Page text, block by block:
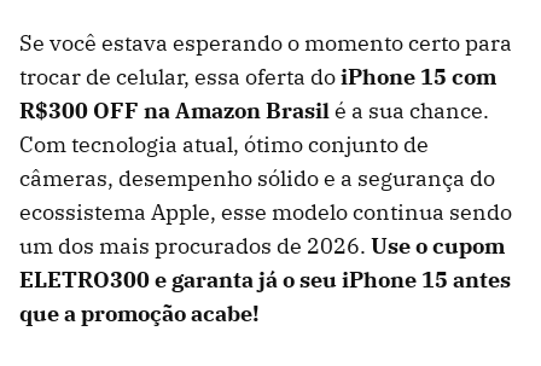
Se você estava esperando o momento certo para
trocar de celular, essa oferta doiPhone 15 com
R$300 OFF na Amazon Brasilé a sua chance.
Com tecnologia atual, ótimo conjunto de
câmeras, desempenho sólido e a segurança do
ecossistema Apple, esse modelo continua sendo
um dos mais procurados de 2026. Use o cupom
ELETRO300 e garanta já o seu iPhone 15 antes
que a promoção acabe!